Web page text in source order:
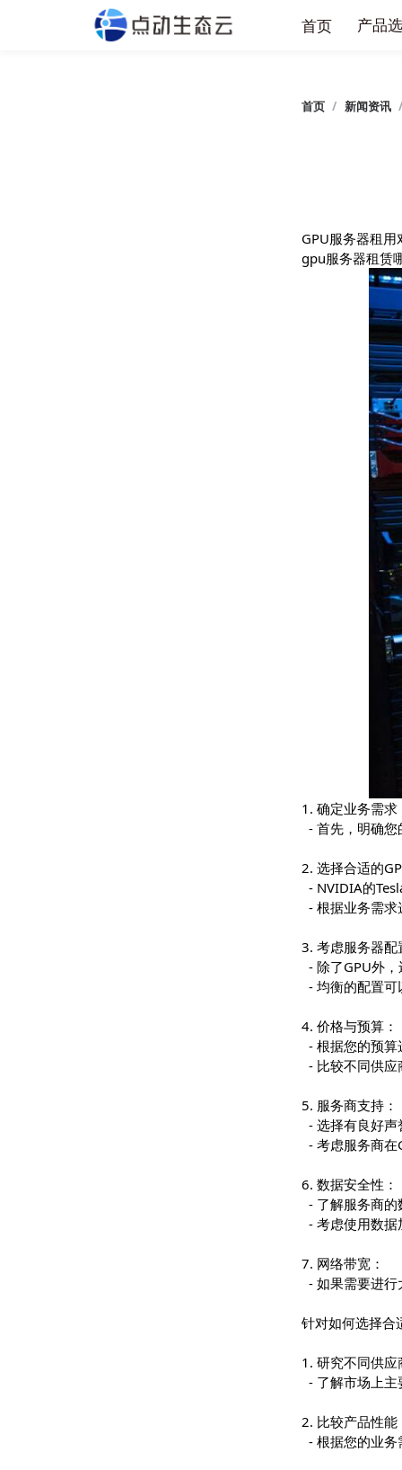
首页
首页 / 新闻
GPU服务
gpu服务
1. 确定业务
- 首先，明
- NVIDIA的
- 根据业务
- 除了GPU
- 均衡的配
4. 价格与预
- 根据您的
- 比较不同
5. 服务商支
- 选择有良
- 考虑服务
6. 数据安全
- 了解服务
7. 网络带宽
- 如果需要
针对如何选